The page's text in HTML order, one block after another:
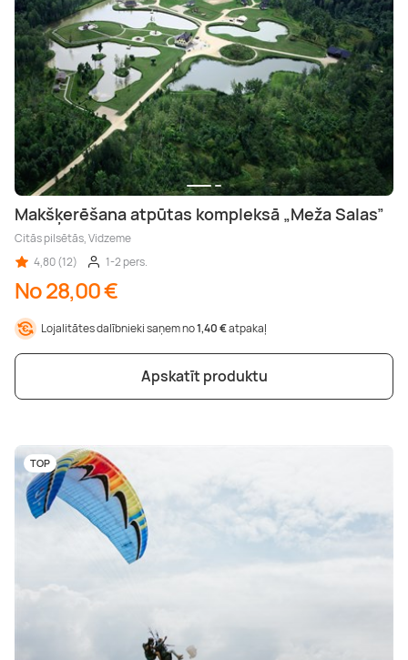
Makšķerēšana atpūtas kompleksā „Meža Salas”
Citās pilsētās, Vidzeme
4,80 (12)
1-2 pers.
No 28,00 €
Lojalitātes dalībnieki saņem no1,40 €atpakaļ
Apskatīt produktu
TOP